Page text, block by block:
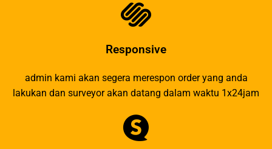
Responsive
admin kami akan segera merespon order yang anda
lakukan dan surveyor akan datang dalam waktu 1x24jam